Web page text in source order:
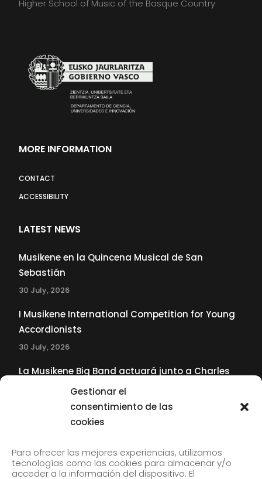
Gestionar el
consentimiento de las
cookies
Para ofrecer las mejores experiencias, utilizamos
tecnologías como las cookies para almacenar y/o
acceder a la información del dispositivo. El
Higher School of Music of the Basque Country
MORE INFORMATION
CONTACT
ACCESSIBILITY
LATEST NEWS
Musikene en la Quincena Musical de San
Sebastián
30 July, 2026
I Musikene International Competition for Young
Accordionists
30 July, 2026
La Musikene Big Band actuará junto a Charles
Tolliver en el 61 Jazzaldia